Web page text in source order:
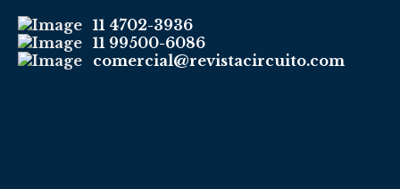
11 4702-3936
11 99500-6086
comercial@revistacircuito.com